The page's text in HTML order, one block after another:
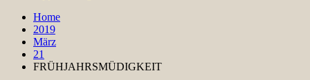
Home
2019
März
21
FRÜHJAHRSMÜDIGKEIT